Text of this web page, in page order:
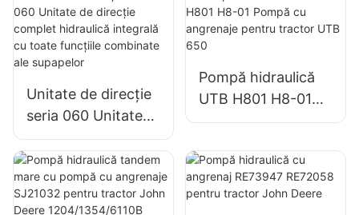
Unitate de direcție
seria 060 Unitate
de direcție complet
hidraulică integrală
cu toate funcțiile
combinate ale
Pompă hidraulică
UTB H801 H8-01
Pompă cu
tractor UTB 650